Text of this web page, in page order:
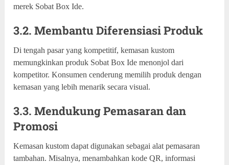
merek Sobat Box Ide.
3.2. Membantu Diferensiasi Produk
Di tengah pasar yang kompetitif, kemasan kustom
memungkinkan produk Sobat Box Ide menonjol dari
kompetitor. Konsumen cenderung memilih produk dengan
kemasan yang lebih menarik secara visual.
3.3. Mendukung Pemasaran dan
Promosi
Kemasan kustom dapat digunakan sebagai alat pemasaran
tambahan. Misalnya, menambahkan kode QR, informasi